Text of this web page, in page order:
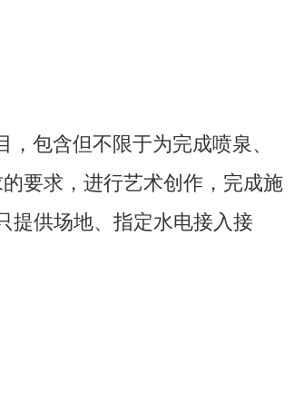
包含但不限于为完成喷泉、
要求，进行艺术创作，完成施
提供场地、指定水电接入接